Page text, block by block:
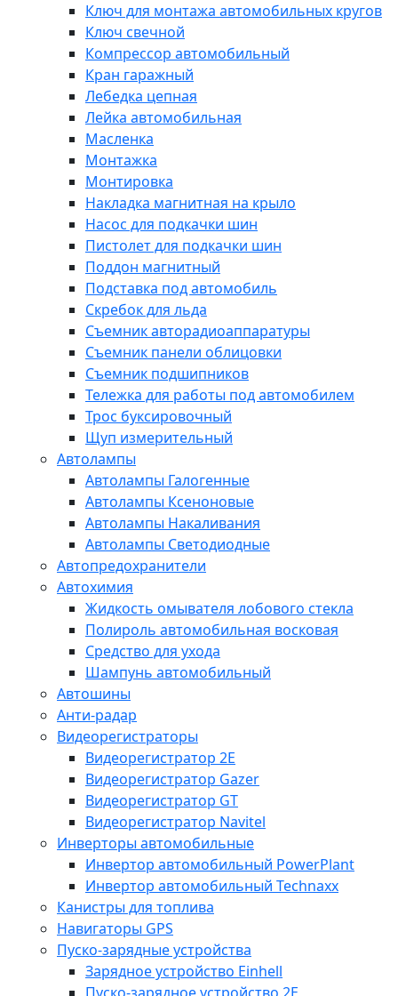
Ключ для монтажа автомобильных кругов
Ключ свечной
Компрессор автомобильный
Кран гаражный
Лебедка цепная
Лейка автомобильная
Масленка
Монтажка
Монтировка
Накладка магнитная на крыло
Насос для подкачки шин
Пистолет для подкачки шин
Поддон магнитный
Подставка под автомобиль
Скребок для льда
Съемник авторадиоаппаратуры
Съемник панели облицовки
Съемник подшипников
Тележка для работы под автомобилем
Трос буксировочный
Щуп измерительный
Автолампы
Автолампы Галогенные
Автолампы Ксеноновые
Автолампы Накаливания
Автолампы Светодиодные
Автопредохранители
Автохимия
Жидкость омывателя лобового стекла
Полироль автомобильная восковая
Средство для ухода
Шампунь автомобильный
Автошины
Анти-радар
Видеорегистраторы
Видеорегистратор 2E
Видеорегистратор Gazer
Видеорегистратор GT
Видеорегистратор Navitel
Инверторы автомобильные
Инвертор автомобильный PowerPlant
Инвертор автомобильный Technaxx
Канистры для топлива
Навигаторы GPS
Пуско-зарядные устройства
Зарядное устройство Einhell